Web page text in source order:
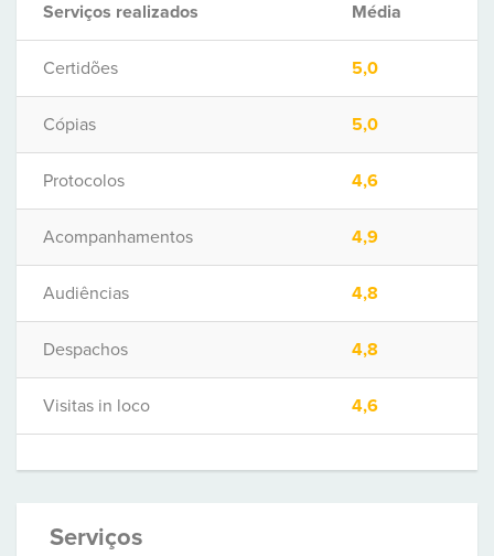
Serviços realizados Média
Certidões 5,0
Cópias 5,0
Protocolos 4,6
Acompanhamentos 4,9
Audiências 4,8
Despachos 4,8
Visitas in loco 4,6
Serviços